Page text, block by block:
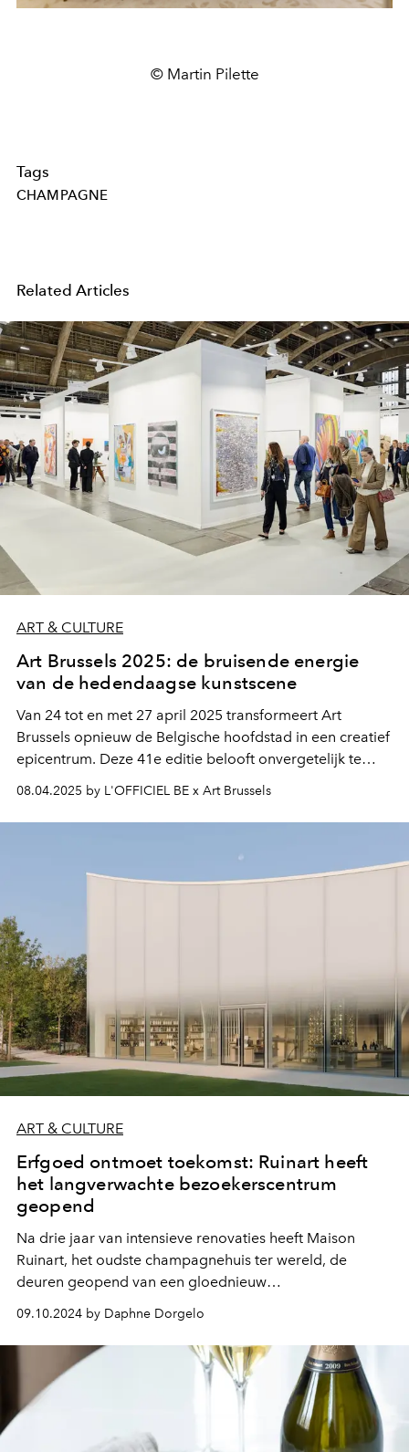
© Martin Pilette
Tags
CHAMPAGNE
Related Articles
ART & CULTURE
Art Brussels 2025: de bruisende energie
van de hedendaagse kunstscene
Van 24 tot en met 27 april 2025 transformeert Art
Brussels opnieuw de Belgische hoofdstad in een creatief
epicentrum. Deze 41e editie belooft onvergetelijk te
worden: elke ontmoeting, elk kunstwerk en elke
performance zal klinken als een krachtig manifest van de
hedendaagse kunst.
08.04.2025 by L'OFFICIEL BE x Art Brussels
ART & CULTURE
Erfgoed ontmoet toekomst: Ruinart heeft
het langverwachte bezoekerscentrum
geopend
Na drie jaar van intensieve renovaties heeft Maison
Ruinart, het oudste champagnehuis ter wereld, de
deuren geopend van een gloednieuw
bezoekerscentrum aan Rue des Crayères 4 in Reims. Dit
project, een meesterwerk van de Japanse architect Sou
Fujimoto, interieurontwerper Gwenaël Nicolas en
landschapsarchitect Christophe Gautrand, markeert een
boeiende combinatie van eeuwenoud erfgoed met een
eigentijdse visie én waar je zonder reservering terecht
kunt voor een glaasje en lichte snack.
09.10.2024 by Daphne Dorgelo